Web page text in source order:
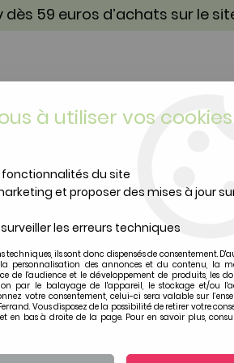
59 euros d’achats sur le
PUÉRICULTURE
Pare soleil
Soyez le premier à donner
à utiliser vos
du site
et proposer des mises à jour
les erreurs techniques
techniques, ils sont donc dispensés de consentement.
personnalisation des annonces et du contenu, la
de l'audience et le développement de produits, les
par le balayage de l'appareil, le stockage et/ou
votre consentement, celui-ci sera valable sur
Vous disposez de la possibilité de retirer votre
bas à droite de la page. Pour en savoir plus,